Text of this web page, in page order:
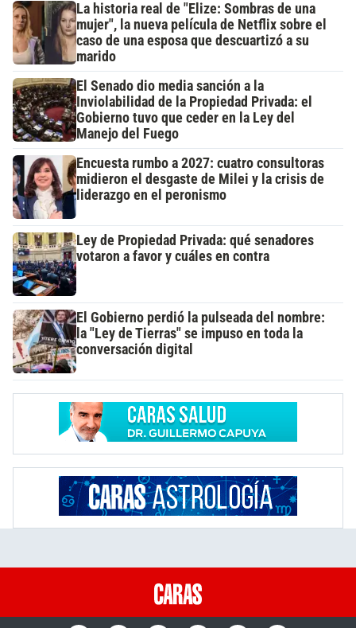
La historia real de "Elize: Sombras de una
mujer", la nueva película de Netflix sobre el
caso de una esposa que descuartizó a su
marido
El Senado dio media sanción a la
Inviolabilidad de la Propiedad Privada: el
Gobierno tuvo que ceder en la Ley del
Manejo del Fuego
Encuesta rumbo a 2027: cuatro consultoras
midieron el desgaste de Milei y la crisis de
liderazgo en el peronismo
Ley de Propiedad Privada: qué senadores
votaron a favor y cuáles en contra
El Gobierno perdió la pulseada del nombre:
la "Ley de Tierras" se impuso en toda la
conversación digital